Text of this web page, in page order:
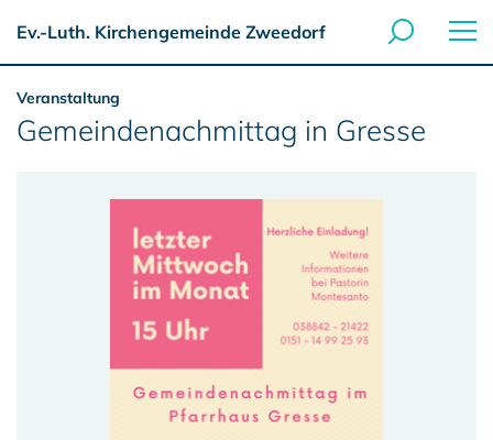
Ev.-Luth. Kirchengemeinde Zweedorf
Veranstaltung
Gemeindenachmittag in Gresse